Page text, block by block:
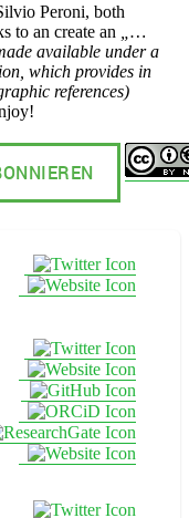
Peroni, both
to an create an
„…
available under a
which provides in
references)